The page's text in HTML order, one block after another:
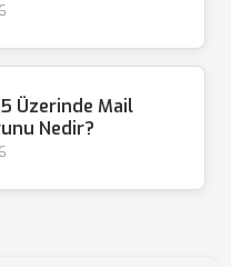
Üzerinde Mail
Nedir?